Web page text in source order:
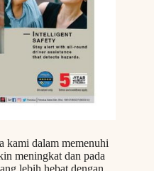
kami dalam memenuhi
meningkat dan pada
lebih hebat dengan